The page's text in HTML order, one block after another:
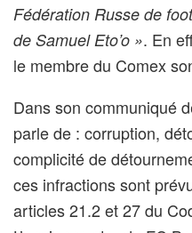
Fédération Russe de
de Samuel Eto’o ». En
le membre du Comex
Dans son communiqué
parle de : corruption,
complicité de
ces infractions sont
articles 21.2 et 27 du